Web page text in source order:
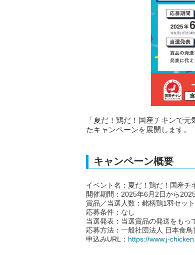
「夏だ！鶏だ！国産チキンで
たキャンペーンを展開します。
キャンペーン概要
イベント名：夏だ！鶏だ！国産チ
開催期間：2025年6月2日から
賞品／当選人数：銘柄鶏1羽セッ
応募条件：なし
当選発表：当選賞品の発送をもっ
応募方法：一般社団法人 日本食
申込みURL： https://www.j-